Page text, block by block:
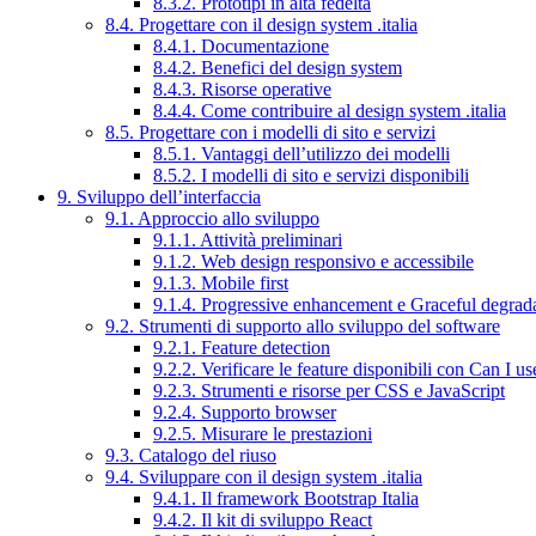
8.4. Progettare con il design system .italia
8.4.1. Documentazione
8.4.2. Benefici del design system
8.4.3. Risorse operative
8.4.4. Come contribuire al design system .italia
8.5. Progettare con i modelli di sito e servizi
8.5.1. Vantaggi dell’utilizzo dei modelli
8.5.2. I modelli di sito e servizi disponibili
9. Sviluppo dell’interfaccia
9.1. Approccio allo sviluppo
9.1.1. Attività preliminari
9.1.2. Web design responsivo e accessibile
9.1.3. Mobile first
9.1.4. Progressive enhancement e Graceful
9.2. Strumenti di supporto allo sviluppo del software
9.2.1. Feature detection
9.2.2. Verificare le feature disponibili con Can I
9.2.3. Strumenti e risorse per CSS e JavaScript
9.2.4. Supporto browser
9.2.5. Misurare le prestazioni
9.3. Catalogo del riuso
9.4. Sviluppare con il design system .italia
9.4.1. Il framework Bootstrap Italia
9.4.2. Il kit di sviluppo React